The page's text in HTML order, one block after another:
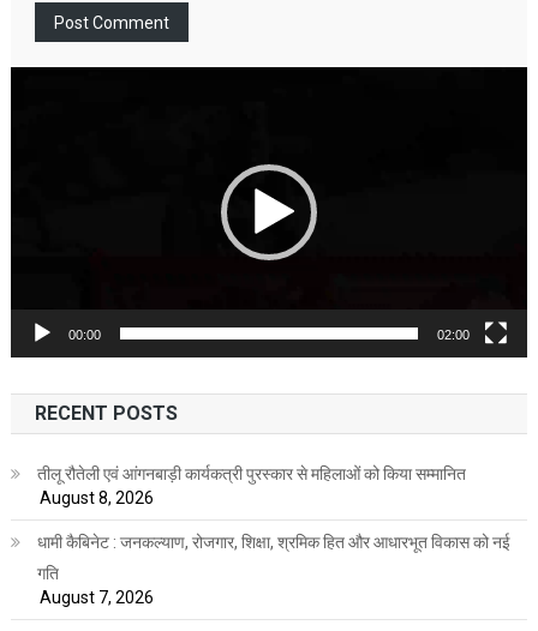
00:00 02:00
RECENT POSTS
तीलू रौतेली एवं आंगनबाड़ी कार्यकत्री पुरस्कार से महिलाओं को किया सम्मानित
August 8, 2026
धामी कैबिनेट : जनकल्याण, रोजगार, शिक्षा, श्रमिक हित और आधारभूत विकास को नई
गति
August 7, 2026